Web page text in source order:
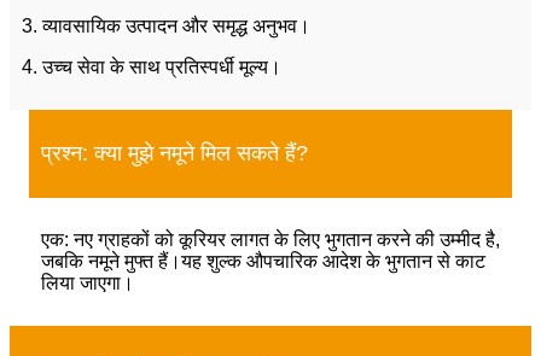
3. व्यावसायिक उत्पादन और समृद्ध अनुभव।
4. उच्च सेवा के साथ प्रतिस्पर्धी मूल्य।
प्रश्न: क्या मुझे नमूने मिल सकते हैं?
एक: नए ग्राहकों को कूरियर लागत के लिए भुगतान करने की उम्मीद है,
जबकि नमूने मुफ्त हैं।यह शुल्क औपचारिक आदेश के भुगतान से काट
लिया जाएगा।